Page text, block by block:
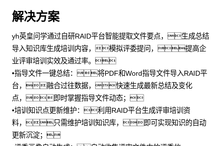
解决方案
yh英皇问学通过自研RAID平台智能提取文件要点，生成总结
导入知识库生成培训内容，模拟评委提问，提高企
业评审培训实效及通过率。
•指导文件一键总结：将PDF和Word指导文件导入RAID平
台，融合过往数据，快速生成最新总结及变化
点，即时掌握指导文件动态；
•培训知识点更新维护：利用RAID平台生成评审培训资
料，只需维护培训知识库，即可实现知识的自动
更新沉淀；